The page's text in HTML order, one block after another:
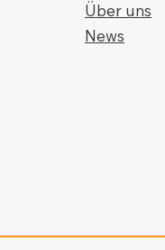
Über uns
News